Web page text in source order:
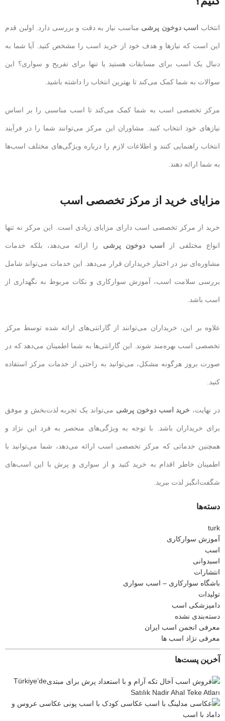
انتخاب اسب دوخون پرشی مناسب نیاز به دقت و بررسی دارد. اولین قدم
این است که نیازها و هدف خود از خرید اسب را مشخص کنید. آیا شما به
دنبال یک اسب برای مسابقات هستید یا تنها برای تفریح و سواری؟ این
سوالات به شما کمک می‌کند تا بهترین انتخاب را داشته باشید.
مرکز تخصصی اسب به شما کمک می‌کند تا اسب مناسبی را بر اساس
نیازهای خود انتخاب کنید. مشاوران این مرکز می‌توانند شما را در فرآیند
انتخاب راهنمایی کنند و اطلاعات لازم را درباره ویژگی‌های مختلف اسب‌ها
به شما ارائه دهند.
مزایای خرید از مرکز تخصصی اسب
خرید از مرکز تخصصی اسب دارای مزایای زیادی است. این مرکز نه تنها
انواع مختلفی از اسب دوخون پرشی را ارائه می‌دهد، بلکه خدمات
مشاوره‌ای نیز در اختیار خریداران قرار می‌دهد. این خدمات می‌تواند شامل
بررسی سلامت اسب، آموزش سوارکاری و نکات مربوط به نگهداری از
اسب باشد.
علاوه بر این، خریداران می‌توانند از گارانتی‌های ارائه شده توسط مرکز
تخصصی اسب بهره‌مند شوند. این گارانتی‌ها به شما اطمینان می‌دهد که در
صورت بروز هرگونه مشکل، می‌توانید به راحتی از خدمات مرکز استفاده
کنید.
در نهایت، خرید اسب دوخون پرشی می‌تواند یک تجربه لذت‌بخش و موفق
برای خریداران باشد. با توجه به ویژگی‌های منحصر به فرد این نژاد و
همچنین خدماتی که مرکز تخصصی اسب ارائه می‌دهد، شما می‌توانید با
اطمینان خاطر اقدام به خرید کنید و از سواری و پرش با این اسب‌های
شگفت‌انگیز لذت ببرید.
دسته‌ها
turk
آموزش سوارکاری
اسب
اسبدوانی
انتشارات
باشگاه سوارکاری – اسب سواری
تولیدات
دامپزشکی اسب
دسته‌بندی نشده
معرفی انجمن اسب ایران
معرفی نژاد اسب ها
آخرین پست‌ها
Türkiye’de
Satılık Nadir Ahal Teke Atları